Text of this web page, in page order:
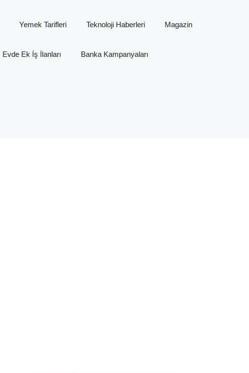
Yemek Tarifleri Teknoloji Haberleri Magazin
Evde Ek İş İlanları Banka Kampanyaları